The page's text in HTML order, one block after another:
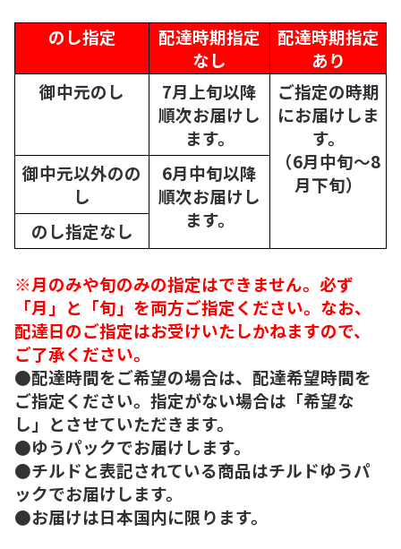
のし指定
配達時期指定
なし
配達時期指定
あり
御中元のし
7月上旬以降
順次お届けし
ます。
ご指定の時期
にお届けしま
す。
（6月中旬～8
月下旬）
御中元以外のの
し
6月中旬以降
順次お届けし
ます。
のし指定なし
※月のみや旬のみの指定はできません。必ず
「月」と「旬」を両方ご指定ください。なお、
配達日のご指定はお受けいたしかねますので、
ご了承ください。
●配達時間をご希望の場合は、配達希望時間を
ご指定ください。指定がない場合は「希望な
し」とさせていただきます。
●ゆうパックでお届けします。
●チルドと表記されている商品はチルドゆうパ
ックでお届けします。
●お届けは日本国内に限ります。